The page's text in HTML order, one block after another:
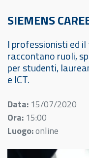
SIEMENS
I professionisti ed
raccontano ruoli,
per studenti,
e ICT.
Data: 15/07/2020
Ora: 15:00
Luogo:online